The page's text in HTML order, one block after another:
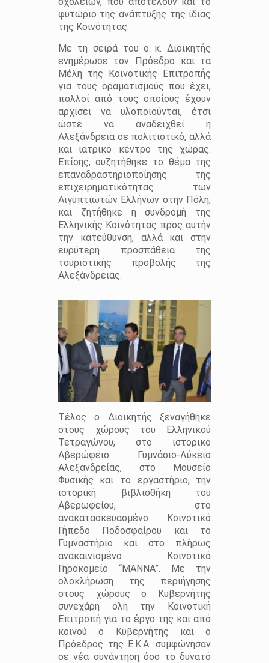
φυτώριο της ανάπτυξης της ίδιας
της Κοινότητας.
Με τη σειρά του ο κ. Διοικητής
ενημέρωσε τον Πρόεδρο και τα
Μέλη της Κοινοτικής Επιτροπής
για τους οραματισμούς που έχει,
πολλοί από τους οποίους έχουν
αρχίσει να υλοποιούνται, έτσι
ώστε να αναδειχθεί η
Αλεξάνδρεια σε πολιτιστικό, αλλά
και ιατρικό κέντρο της χώρας.
Επίσης, συζητήθηκε το θέμα της
επαναδραστηριοποίησης της
επιχειρηματικότητας των
Αιγυπτιωτών Ελλήνων στην Πόλη,
και ζητήθηκε η συνδρομή της
Ελληνικής Κοινότητας προς αυτήν
την κατεύθυνση, αλλά και στην
ευρύτερη προσπάθεια της
τουριστικής προβολής της
Αλεξάνδρειας.
Τέλος ο Διοικητής ξεναγήθηκε
στους χώρους του Ελληνικού
Τετραγώνου, στο ιστορικό
Αβερώφειο Γυμνάσιο-Λύκειο
Αλεξανδρείας, στο Μουσείο
Φυσικής και το εργαστήριο, την
ιστορική βιβλιοθήκη του
Αβερωφείου, στο
ανακατασκευασμένο Κοινοτικό
Γήπεδο Ποδοσφαίρου και το
Γυμναστήριο και στο πλήρως
ανακαινισμένο Κοινοτικό
Γηροκομείο “ΜΑΝΝΑ”. Με την
ολοκλήρωση της περιήγησης
στους χώρους ο Κυβερνήτης
συνεχάρη όλη την Κοινοτική
Επιτροπή για το έργο της και από
κοινού ο Κυβερνήτης και ο
Πρόεδρος της Ε.Κ.Α. συμφώνησαν
σε νέα συνάντηση όσο το δυνατό